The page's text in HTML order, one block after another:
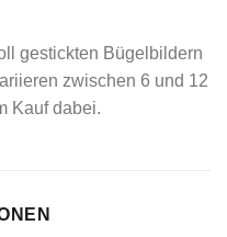
gestickten Bügelbildern
zwischen 6 und 12
Kauf dabei.